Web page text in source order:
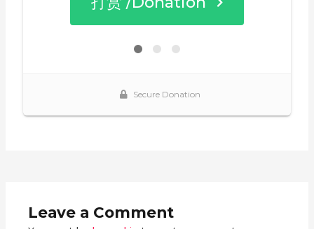
Leave a Comment